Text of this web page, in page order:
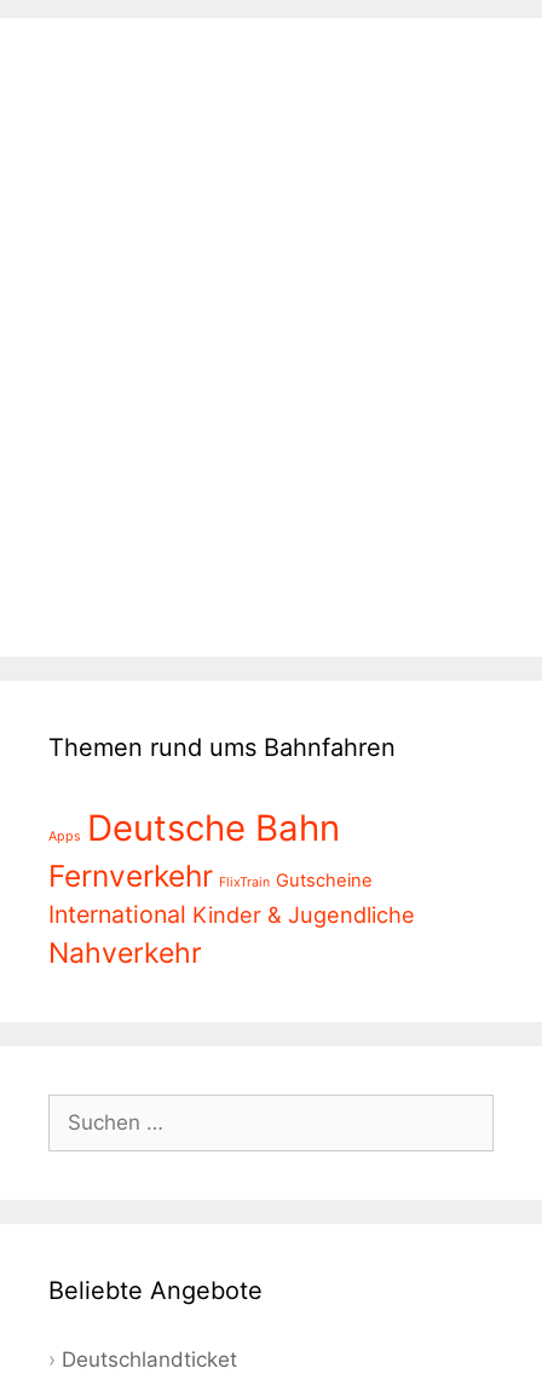
Themen rund ums Bahnfahren
Apps Deutsche Bahn
Fernverkehr FlixTrain Gutscheine
International Kinder & Jugendliche
Nahverkehr
Suchen
nach:
Beliebte Angebote
Deutschlandticket